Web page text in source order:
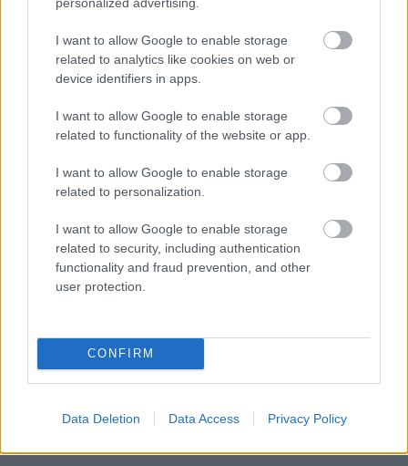
I want to allow Google to enable storage
related to analytics like cookies on web or
device identifiers in apps.
I want to allow Google to enable storage
related to functionality of the website or app.
I want to allow Google to enable storage
related to personalization.
I want to allow Google to enable storage
related to security, including authentication
functionality and fraud prevention, and other
user protection.
CONFIRM
Data Deletion Data Access Privacy Policy
Homonnay Zsolt
Feke Pál - NYERT
Kerényi Miklós Máté
Szabó P. Szilveszter
Év felfedezettje
Dancs Annamari - NYERT
Brasch Bence
Kádár Szabolcs
Vörös Edit